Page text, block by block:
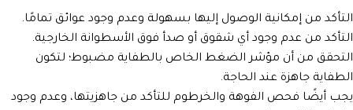
التأكد من إمكانية الوصول إليها بسهولة وعدم وجود عوائق تمامًا.
التأكد من عدم وجود أي شقوق أو صدأ فوق الأسطوانة الخارجية.
التحقق من أن مؤشر الضغط الخاص بالطفاية مضبوط؛ لتكون
الطفاية جاهزة عند الحاجة.
يجب أيضًا فحص الفوهة والخرطوم للتأكد من جاهزيتها، وعدم وجود